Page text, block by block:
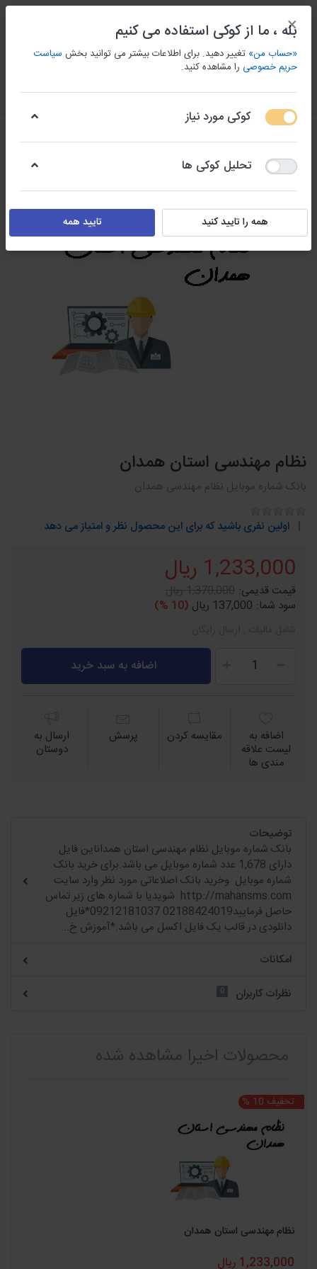
منو ورود/ثبت نام مقايسه كردن علاقه مندی سبد
نظام مهندسی استان همدان
بانک شماره موبایل نظام مهندسی همدان
اولین نفری باشید که برای این محصول نظر و امتیاز می دهد
1,233,000 ریال
قیمت قدیمی: 1,370,000 ریال
سود شما: 137,000 ریال (10 %)
اضافه به سبد خرید
اضافه به
لیست علاقه
مندی ها
مقايسه كردن پرسش ارسال به
دوستان
توضیحات
بانک شماره موبایل نظام مهندسی استان همداناین فایل
دارای 1,678 عدد شماره موبایل می باشد.برای خرید بانک
شماره موبایل وخرید بانک اصلاعاتی مورد نظر وارد سایت
http://mahansms.com شویدیا با شماره های زیر تماس
حاصل فرمایید02188424019 09212181037*فایل
دانلودی در قالب یک فایل اکسل می باشد.*آموزش خ...
امکانات
نظرات کاربران
0
محصولات اخیرا مشاهده شده
تخفیف 10 %
نظام مهندسی استان همدان
1,233,000 ریال
×
بله ، ما از کوکی استفاده می کنیم
«حساب من» تغییر دهید. برای اطلاعات بیشتر می توانید بخش سیاست
حریم خصوصی را مشاهده کنید.
کوکی مورد نیاز
تحلیل کوکی ها
همه را تایید کنید تایید همه